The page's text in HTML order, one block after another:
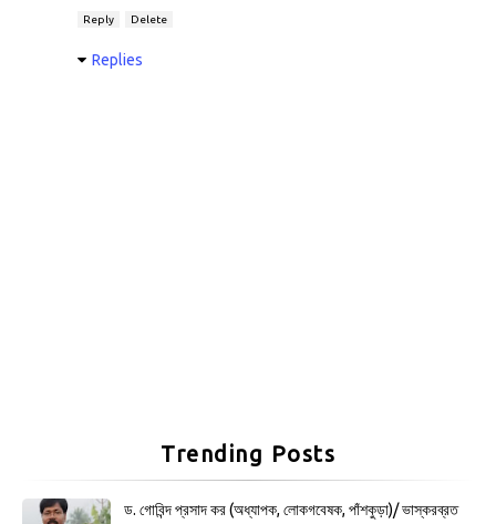
Reply Delete
Replies
Trending Posts
ড. গোবিন্দ প্রসাদ কর (অধ্যাপক, লোকগবেষক, পাঁশকুড়া)/ ভাস্করব্রত